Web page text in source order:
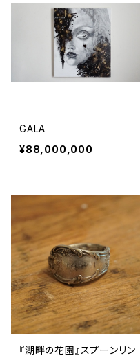
GALA
¥88,000,000
『湖畔の花園』スプーンリン